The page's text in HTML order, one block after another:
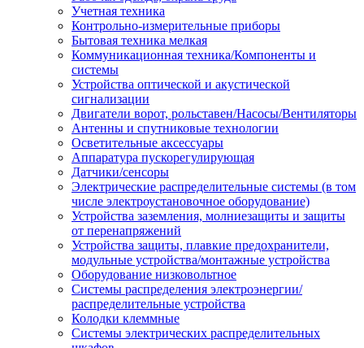
Учетная техника
Контрольно-измерительные приборы
Бытовая техника мелкая
Коммуникационная техника/Компоненты и
системы
Устройства оптической и акустической
сигнализации
Двигатели ворот, рольставен/Насосы/Вентиляторы
Антенны и спутниковые технологии
Осветительные аксессуары
Аппаратура пускорегулирующая
Датчики/сенсоры
Электрические распределительные системы (в том
числе электроустановочное оборудование)
Устройства заземления, молниезащиты и защиты
от перенапряжений
Устройства защиты, плавкие предохранители,
модульные устройства/монтажные устройства
Оборудование низковольтное
Системы распределения электроэнергии/
распределительные устройства
Колодки клеммные
Системы электрических распределительных